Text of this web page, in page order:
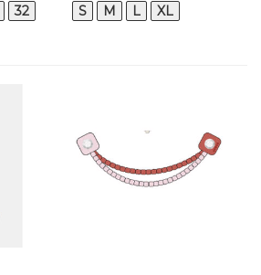
32
S M L XL